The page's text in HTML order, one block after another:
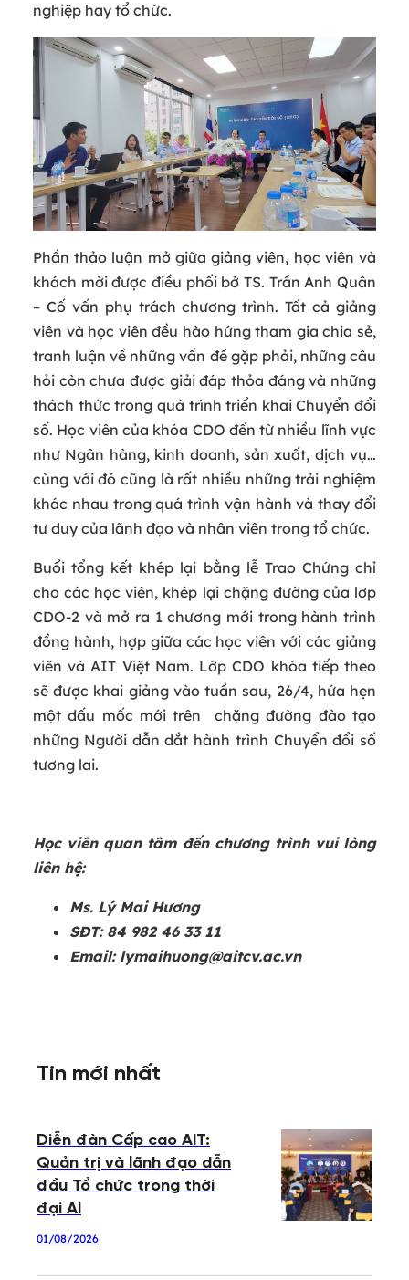
nghiệp hay tổ chức.
Phần thảo luận mở giữa giảng viên, học viên và
khách mời được điều phối bở TS. Trần Anh Quân
– Cố vấn phụ trách chương trình. Tất cả giảng
viên và học viên đều hào hứng tham gia chia sẻ,
tranh luận về những vấn đề gặp phải, những câu
hỏi còn chưa được giải đáp thỏa đáng và những
thách thức trong quá trình triển khai Chuyển đổi
số. Học viên của khóa CDO đến từ nhiều lĩnh vực
như Ngân hàng, kinh doanh, sản xuất, dịch vụ…
cùng với đó cũng là rất nhiều những trải nghiệm
khác nhau trong quá trình vận hành và thay đổi
tư duy của lãnh đạo và nhân viên trong tổ chức.
Buổi tổng kết khép lại bằng lễ Trao Chứng chỉ
cho các học viên, khép lại chặng đường của lơp
CDO-2 và mở ra 1 chương mới trong hành trình
đồng hành, hợp giữa các học viên với các giảng
viên và AIT Việt Nam. Lớp CDO khóa tiếp theo
sẽ được khai giảng vào tuần sau, 26/4, hứa hẹn
một dấu mốc mới trên chặng đường đào tạo
những Người dẫn dắt hành trình Chuyển đổi số
tương lai.
Học viên quan tâm đến chương trình vui lòng
liên hệ:
Ms. Lý Mai Hương
SĐT: 84 982 46 33 11
Email: lymaihuong@aitcv.ac.vn
Tin mới nhất
Diễn đàn Cấp cao AIT:
Quản trị và lãnh đạo dẫn
đầu Tổ chức trong thời
đại AI
01/08/2026